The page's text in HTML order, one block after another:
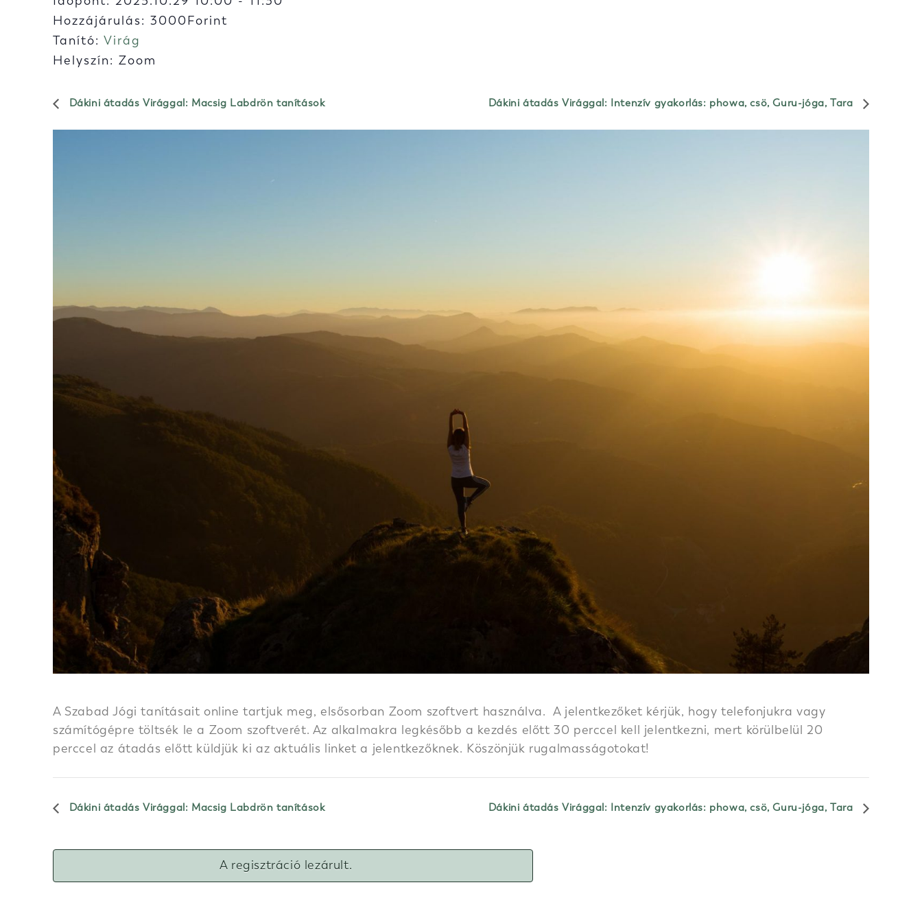
Hozzájárulás: 3000Forint
Tanító: Virág
Helyszín: Zoom
Dákini átadás Virággal: Macsig Labdrön tanítások Dákini átadás Virággal: Intenzív gyakorlás: phowa, csö, Guru-jóga, Tara
A Szabad Jógi tanításait online tartjuk meg, elsősorban Zoom szoftvert használva. A jelentkezőket kérjük, hogy telefonjukra vagy
számítógépre töltsék le a Zoom szoftverét. Az alkalmakra legkésőbb a kezdés előtt 30 perccel kell jelentkezni, mert körülbelül 20
perccel az átadás előtt küldjük ki az aktuális linket a jelentkezőknek. Köszönjük rugalmasságotokat!
Dákini átadás Virággal: Macsig Labdrön tanítások Dákini átadás Virággal: Intenzív gyakorlás: phowa, csö, Guru-jóga, Tara
A regisztráció lezárult.